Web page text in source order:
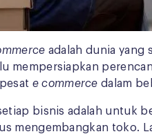
adalah dunia yang
mempersiapkan
e commercedalam
bisnis adalah untuk
mengembangkan toko.